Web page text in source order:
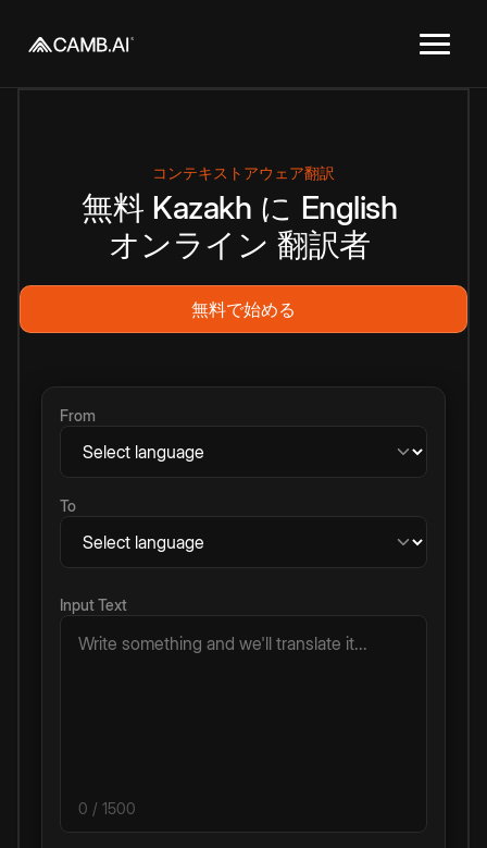
コンテキストアウェア翻訳
無料 Kazakh に English
オンライン 翻訳者
無料で始める
From
To
Input Text
0 / 1500